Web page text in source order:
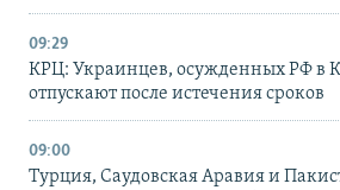
09:29
КРЦ: Украинцев, осужденных РФ в
отпускают после истечения сроков
09:00
Турция, Саудовская Аравия и